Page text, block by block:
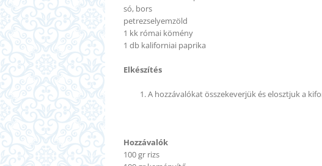
só, bors
petrezselyemzöld
1 kk római kömény
1 db kaliforniaipaprika
Elkészítés
A hozzávalókat összekeverjük és elosztjuk a
Hozzávalók
100 gr rizs